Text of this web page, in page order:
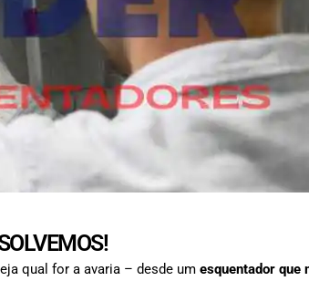
qual for a avaria – desde um esquentador que